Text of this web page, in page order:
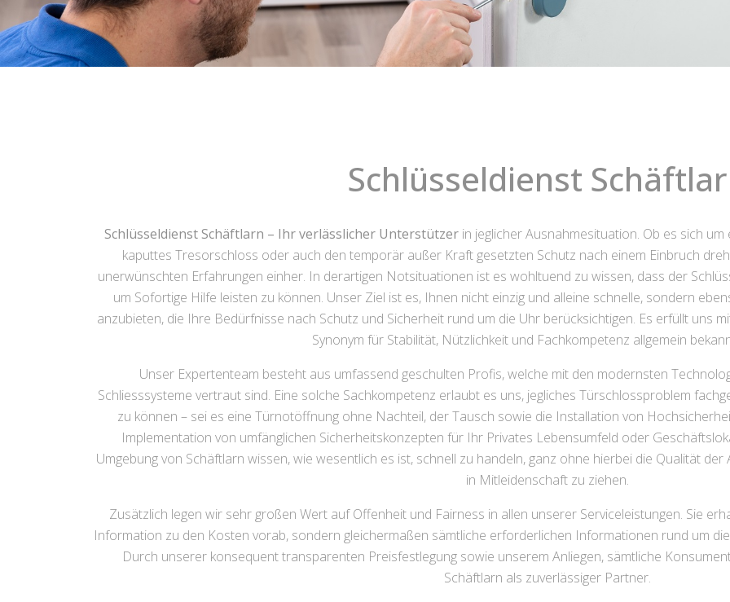
Schlüsseldienst
Schlüsseldienst Schäftlarn – Ihr verlässlicher Unterstützerin jeglicher Ausnahmesituation. Ob es sich
kaputtes Tresorschloss oder auch den temporär außer Kraft gesetzten Schutz nach einem Einbruch
unerwünschten Erfahrungen einher. In derartigen Notsituationen ist es wohltuend zu wissen, dass der
um Sofortige Hilfe leisten zu können. Unser Ziel ist es, Ihnen nicht einzig und alleine schnelle, sondern
anzubieten, die Ihre Bedürfnisse nach Schutz und Sicherheit rund um die Uhr berücksichtigen. Es erfüllt uns
Synonym für Stabilität, Nützlichkeit und Fachkompetenz allgemein
Unser Expertenteam besteht aus umfassend geschulten Profis, welche mit den modernsten
Schliesssysteme vertraut sind. Eine solche Sachkompetenz erlaubt es uns, jegliches Türschlossproblem
zu können – sei es eine Türnotöffnung ohne Nachteil, der Tausch sowie die Installation von
Implementation von umfänglichen Sicherheitskonzepten für Ihr Privates Lebensumfeld oder
Umgebung von Schäftlarn wissen, wie wesentlich es ist, schnell zu handeln, ganz ohne hierbei die Qualität
in Mitleidenschaft zu ziehen.
Zusätzlich legen wir sehr großen Wert auf Offenheit und Fairness in allen unserer Serviceleistungen. Sie
Information zu den Kosten vorab, sondern gleichermaßen sämtliche erforderlichen Informationen rund um
Durch unserer konsequent transparenten Preisfestlegung sowie unserem Anliegen, sämtliche
Schäftlarn als zuverlässiger Partner.